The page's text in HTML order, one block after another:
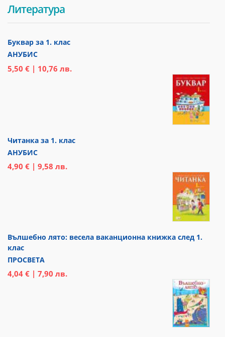
Литература
Буквар за 1. клас
АНУБИС
5,50 € | 10,76 лв.
Читанка за 1. клас
АНУБИС
4,90 € | 9,58 лв.
Вълшебно лято: весела ваканционна книжка след 1.
клас
ПРОСВЕТА
4,04 € | 7,90 лв.